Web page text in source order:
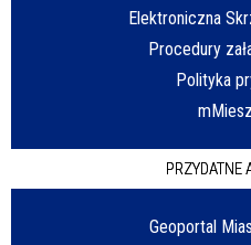
Elektroniczna
Procedury
Polityka
PRZYDATNE
Geoportal